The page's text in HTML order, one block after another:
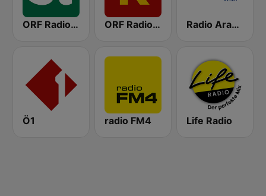
ORF Radio Steiermark ORF Radio Kärnten Radio Arabella
Ö1 radio FM4 Life Radio